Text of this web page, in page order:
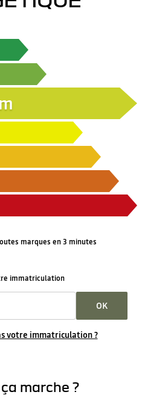
marques en 3 minutes
immatriculation
OK
votre immatriculation ?
marche ?